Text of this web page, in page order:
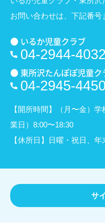
お問い合わせは、 下記番号
● いるか児童クラブ
04-2944-4032
● 東所沢たんぽぽ児童ク
04-2945-4450
【開所時間】（月〜金）
業日）8:00〜18:30
【休所日】日曜・祝日、年
サ